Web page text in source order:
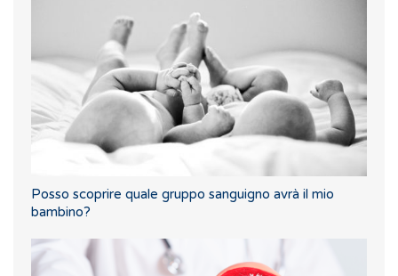
Posso scoprire quale gruppo sanguigno avrà il mio
bambino?